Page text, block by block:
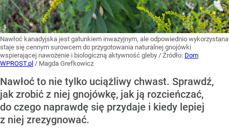
Nawłoć kanadyjska jest gatunkiem inwazyjnym, ale odpowiednio wykorzystana
staje się cennym surowcem do przygotowania naturalnej gnojówki
wspierającej nawożenie i biologiczną aktywność gleby / Źródło: Dom
WPROST.pl / Magda Grefkowicz
Nawłoć to nie tylko uciążliwy chwast. Sprawdź,
jak zrobić z niej gnojówkę, jak ją rozcieńczać,
do czego naprawdę się przydaje i kiedy lepiej
z niej zrezygnować.